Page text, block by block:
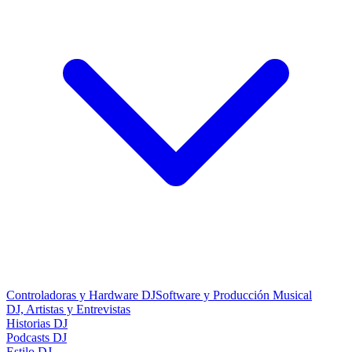
Controladoras y Hardware DJSoftware y Producción Musical
DJ, Artistas y Entrevistas
Historias DJ
Podcasts DJ